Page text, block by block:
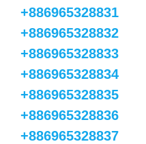
+886965328831
+886965328832
+886965328833
+886965328834
+886965328835
+886965328836
+886965328837